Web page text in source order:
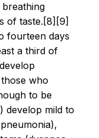
of taste.[8][9]
fourteen days
a third of
who
to be
develop mild to